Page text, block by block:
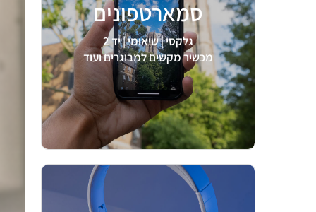
סמארטפונים
גלקסי | שיאומי | יד 2
מכשיר מקשים למבוגרים ועוד
לצפיה >